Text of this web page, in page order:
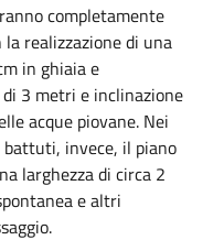
completamente
realizzazione di una
in ghiaia e
3 metri e inclinazione
acque piovane. Nei
invece, il piano
larghezza di circa 2
e altri